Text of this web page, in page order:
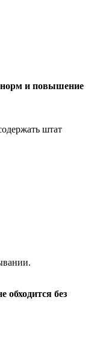
норм и повышение
штат
без